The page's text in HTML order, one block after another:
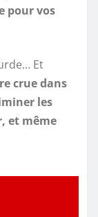
pour vos
Et
crue dans
les
et même